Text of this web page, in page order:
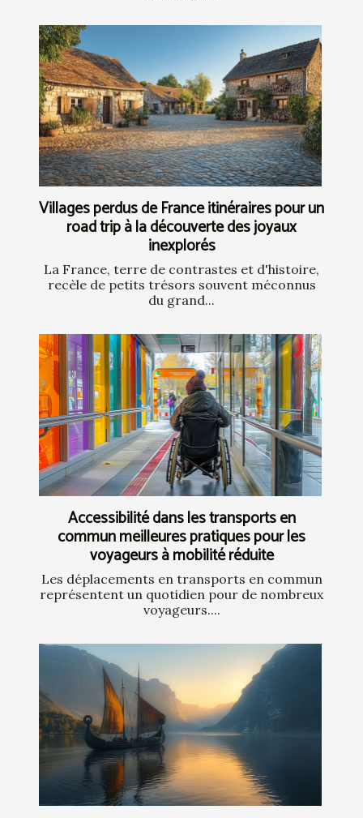
Villages perdus de France itinéraires pour un
road trip à la découverte des joyaux
inexplorés
La France, terre de contrastes et d'histoire,
recèle de petits trésors souvent méconnus
du grand...
Accessibilité dans les transports en
commun meilleures pratiques pour les
voyageurs à mobilité réduite
Les déplacements en transports en commun
représentent un quotidien pour de nombreux
voyageurs....